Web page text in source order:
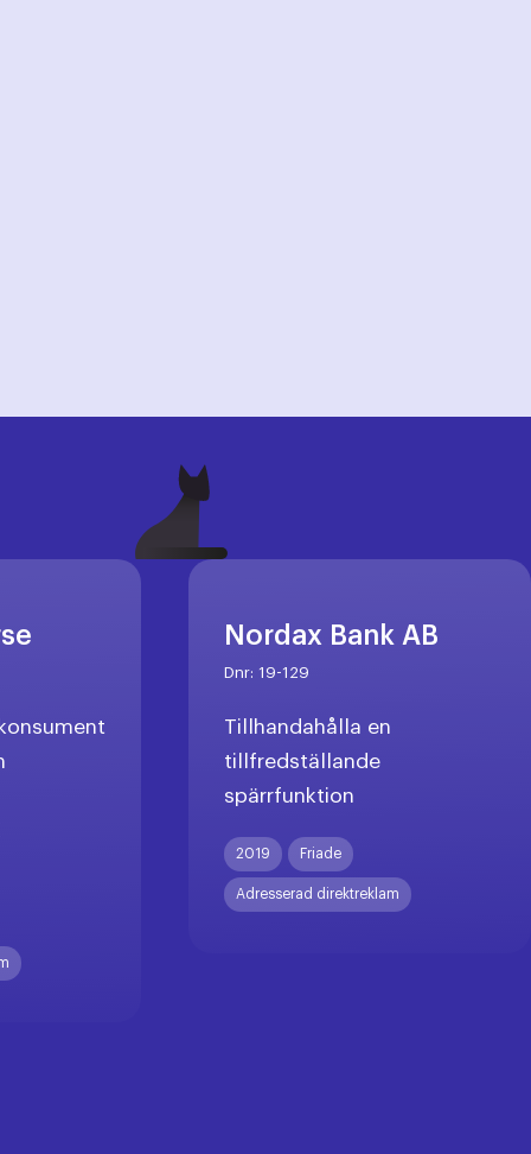
Nordax Bank AB
Dnr: 19-129
Tillhandahålla en
tillfredställande
spärrfunktion
2019 Friade
Adresserad direktreklam